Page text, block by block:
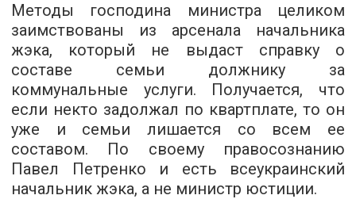
Методы господина министра целиком
заимствованы из арсенала начальника
жэка, который не выдаст справку о
составе семьи должнику за
коммунальные услуги. Получается, что
если некто задолжал по квартплате, то он
уже и семьи лишается со всем ее
составом. По своему правосознанию
Павел Петренко и есть всеукраинский
начальник жэка, а не министр юстиции.